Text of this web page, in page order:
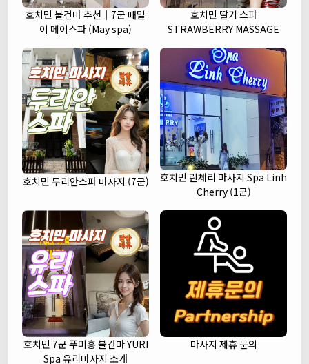
호치민 불건마 추천｜7군 때밀
이 메이스파 (May spa)
호치민 딸기 스파
STRAWBERRY MASSAGE
호치민 두리안스파 마사지 (7군)
호치민 린체리 마사지 Spa Linh
Cherry (1군)
호치민 7군 푸미흥 불건마 YURI
Spa 유리마사지 소개
마사지 제휴 문의